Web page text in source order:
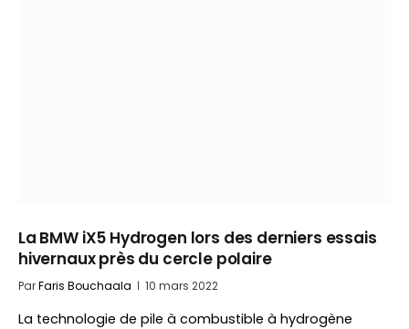
La BMW iX5 Hydrogen lors des derniers essais
hivernaux près du cercle polaire
ParFaris Bouchaala 10 mars 2022
La technologie de pile à combustible à hydrogène